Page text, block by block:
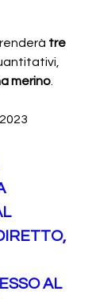
tre
merino
AL